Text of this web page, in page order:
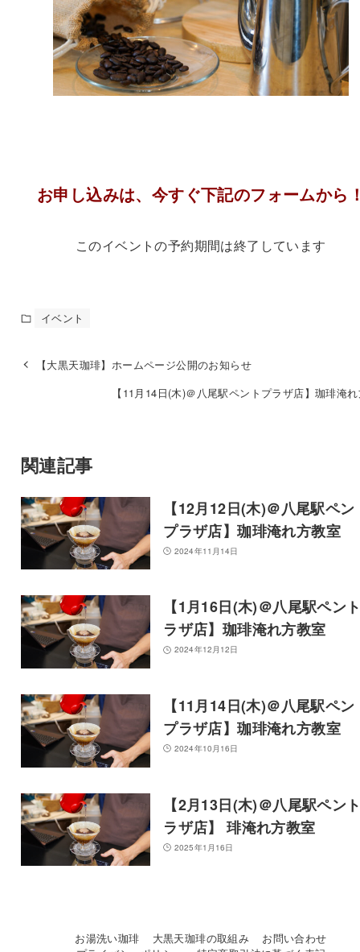
お申し込みは、今すぐ下記のフォームから
このイベントの予約期間は終了しています
イベント
【大黒天珈琲】ホームページ公開のお知らせ
【11月14日(木)＠八尾駅ペントプラザ店】珈琲淹
関連記事
【12月12日(木)＠八尾駅ペン
プラザ店】珈琲淹れ方教室
2024年11月14日
【1月16日(木)＠八尾駅ペン
ラザ店】珈琲淹れ方教室
2024年12月12日
【11月14日(木)＠八尾駅ペン
プラザ店】珈琲淹れ方教室
2024年10月16日
【2月13日(木)＠八尾駅ペン
ラザ店】 琲淹れ方教室
2025年1月16日
お湯洗い珈琲 大黒天珈琲の取組み
お問い合わせ